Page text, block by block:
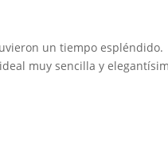
un tiempo espléndido.
muy sencilla y